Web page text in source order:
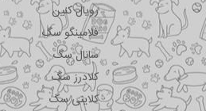
رویال کنین
فلامینگو سگ
سانال سگ
کلادرز سگ
کلاینی سگ